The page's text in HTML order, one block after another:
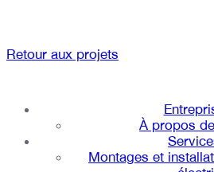
Retour aux projets
À propos
Montages et